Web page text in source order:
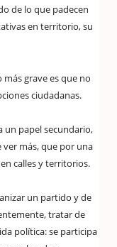
de lo que padecen
en territorio, su
grave es que no
ciudadanas.
un papel secundario,
ver más, que por una
calles y territorios.
un partido y de
tratar de
política: se participa